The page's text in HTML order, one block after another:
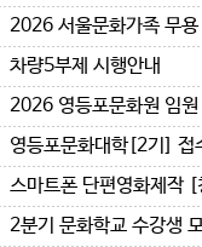
2026 서울문화가족 무
차량5부제 시행안내
2026 영등포문화원 임
영등포문화대학[2기] 접
스마트폰 단편영화제작
2분기 문화학교 수강생